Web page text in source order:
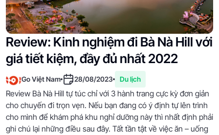
Review: Kinh nghiệm đi Bà Nà Hill với
giá tiết kiệm, đầy đủ nhất 2022
Go Việt Nam 28/08/2023 Du lịch
Review Bà Nà Hill tự túc chỉ với 3 hành trang cực kỳ đơn giản
cho chuyến đi trọn vẹn. Nếu bạn đang có ý định tự lên trình
cho mình để khám phá khu nghỉ dưỡng này thì nhất định phải
ghi chú lại những điều sau đây. Tất tần tật về việc ăn – uống